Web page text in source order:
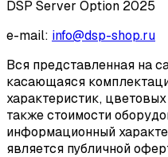
DSP Server Option 2025
e-mail: info@dsp-shop.ru
Вся представленная на
касающаяся
характеристик,
также стоимости
информационный
является публичной